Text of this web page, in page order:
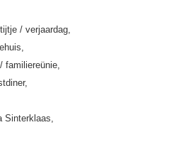
/ verjaardag,
familiereünie,
Sinterklaas,